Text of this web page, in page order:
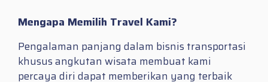
Mengapa Memilih Travel Kami?
Pengalaman panjang dalam bisnis transportasi
khusus angkutan wisata membuat kami
percaya diri dapat memberikan yang terbaik